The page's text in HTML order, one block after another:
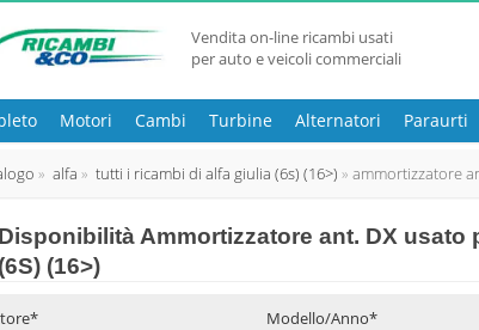
Vendita on-line ricambi usati
per auto e veicoli commerciali
Motori Cambi Turbine Alternatori Paraurti
alfa tutti i ricambi di alfa giulia (6s) (16>) ammortizzatore
Disponibilità Ammortizzatore ant. DX usato
(6S) (16>)
Modello/Anno*